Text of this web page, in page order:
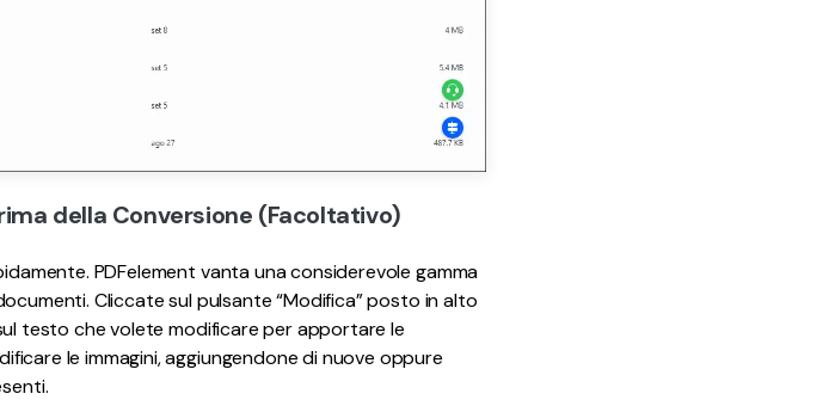
della Conversione (Facoltativo)
PDFelement vanta una considerevole gamma
Cliccate sul pulsante “Modifica” posto in alto
testo che volete modificare per apportare le
le immagini, aggiungendone di nuove oppure